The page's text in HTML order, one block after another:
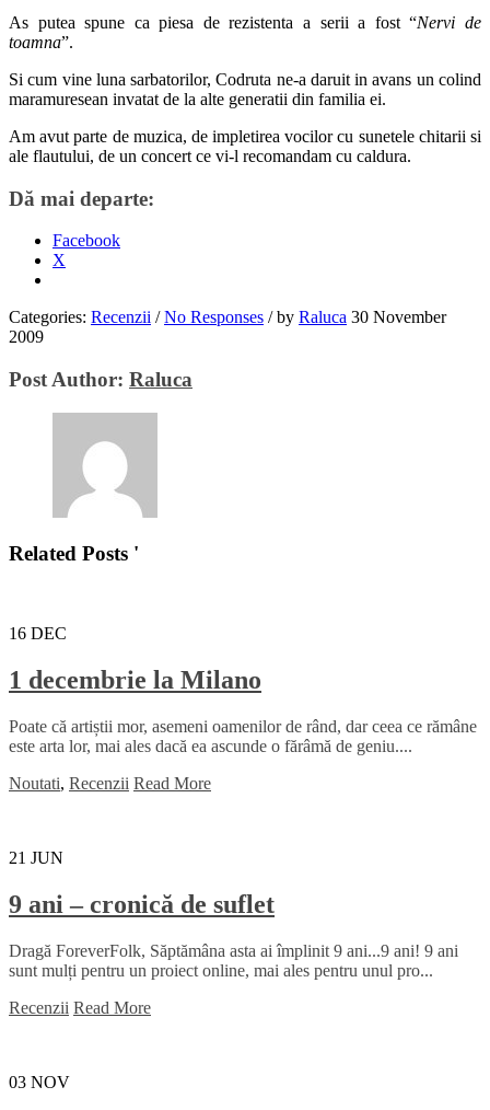
As putea spune ca piesa de rezistenta a serii a fost “Nervi de
toamna”.
Si cum vine luna sarbatorilor, Codruta ne-a daruit in avans un colind
maramuresean invatat de la alte generatii din familia ei.
Am avut parte de muzica, de impletirea vocilor cu sunetele chitarii si
ale flautului, de un concert ce vi-l recomandam cu caldura.
Dă mai departe:
Facebook
X
Categories: Recenzii / No Responses /by Raluca 30 November
2009
Post Author: Raluca
Related Posts '
16 DEC
1 decembrie la Milano
Poate că artiștii mor, asemeni oamenilor de rând, dar ceea ce rămâne
este arta lor, mai ales dacă ea ascunde o fărâmă de geniu....
Noutati, Recenzii Read More
21 JUN
9 ani – cronică de suflet
Dragă ForeverFolk, Săptămâna asta ai împlinit 9 ani...9 ani! 9 ani
sunt mulți pentru un proiect online, mai ales pentru unul pro...
Recenzii Read More
03 NOV